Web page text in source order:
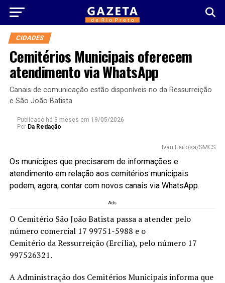
CIDADES
Cemitérios Municipais oferecem
atendimento via WhatsApp
Canais de comunicação estão disponíveis no da Ressurreição
e São João Batista
Publicado há 3 meses em 19/05/2026
Por Da Redação
Ivan Feitosa/SMCS
Os munícipes que precisarem de informações e
atendimento em relação aos cemitérios municipais
podem, agora, contar com novos canais via WhatsApp.
Ads
O Cemitério São João Batista passa a atender pelo
número comercial 17 99751-5988 e o
Cemitério da Ressurreição (Ercília), pelo número 17
997526321.
A Administração dos Cemitérios Municipais informa que